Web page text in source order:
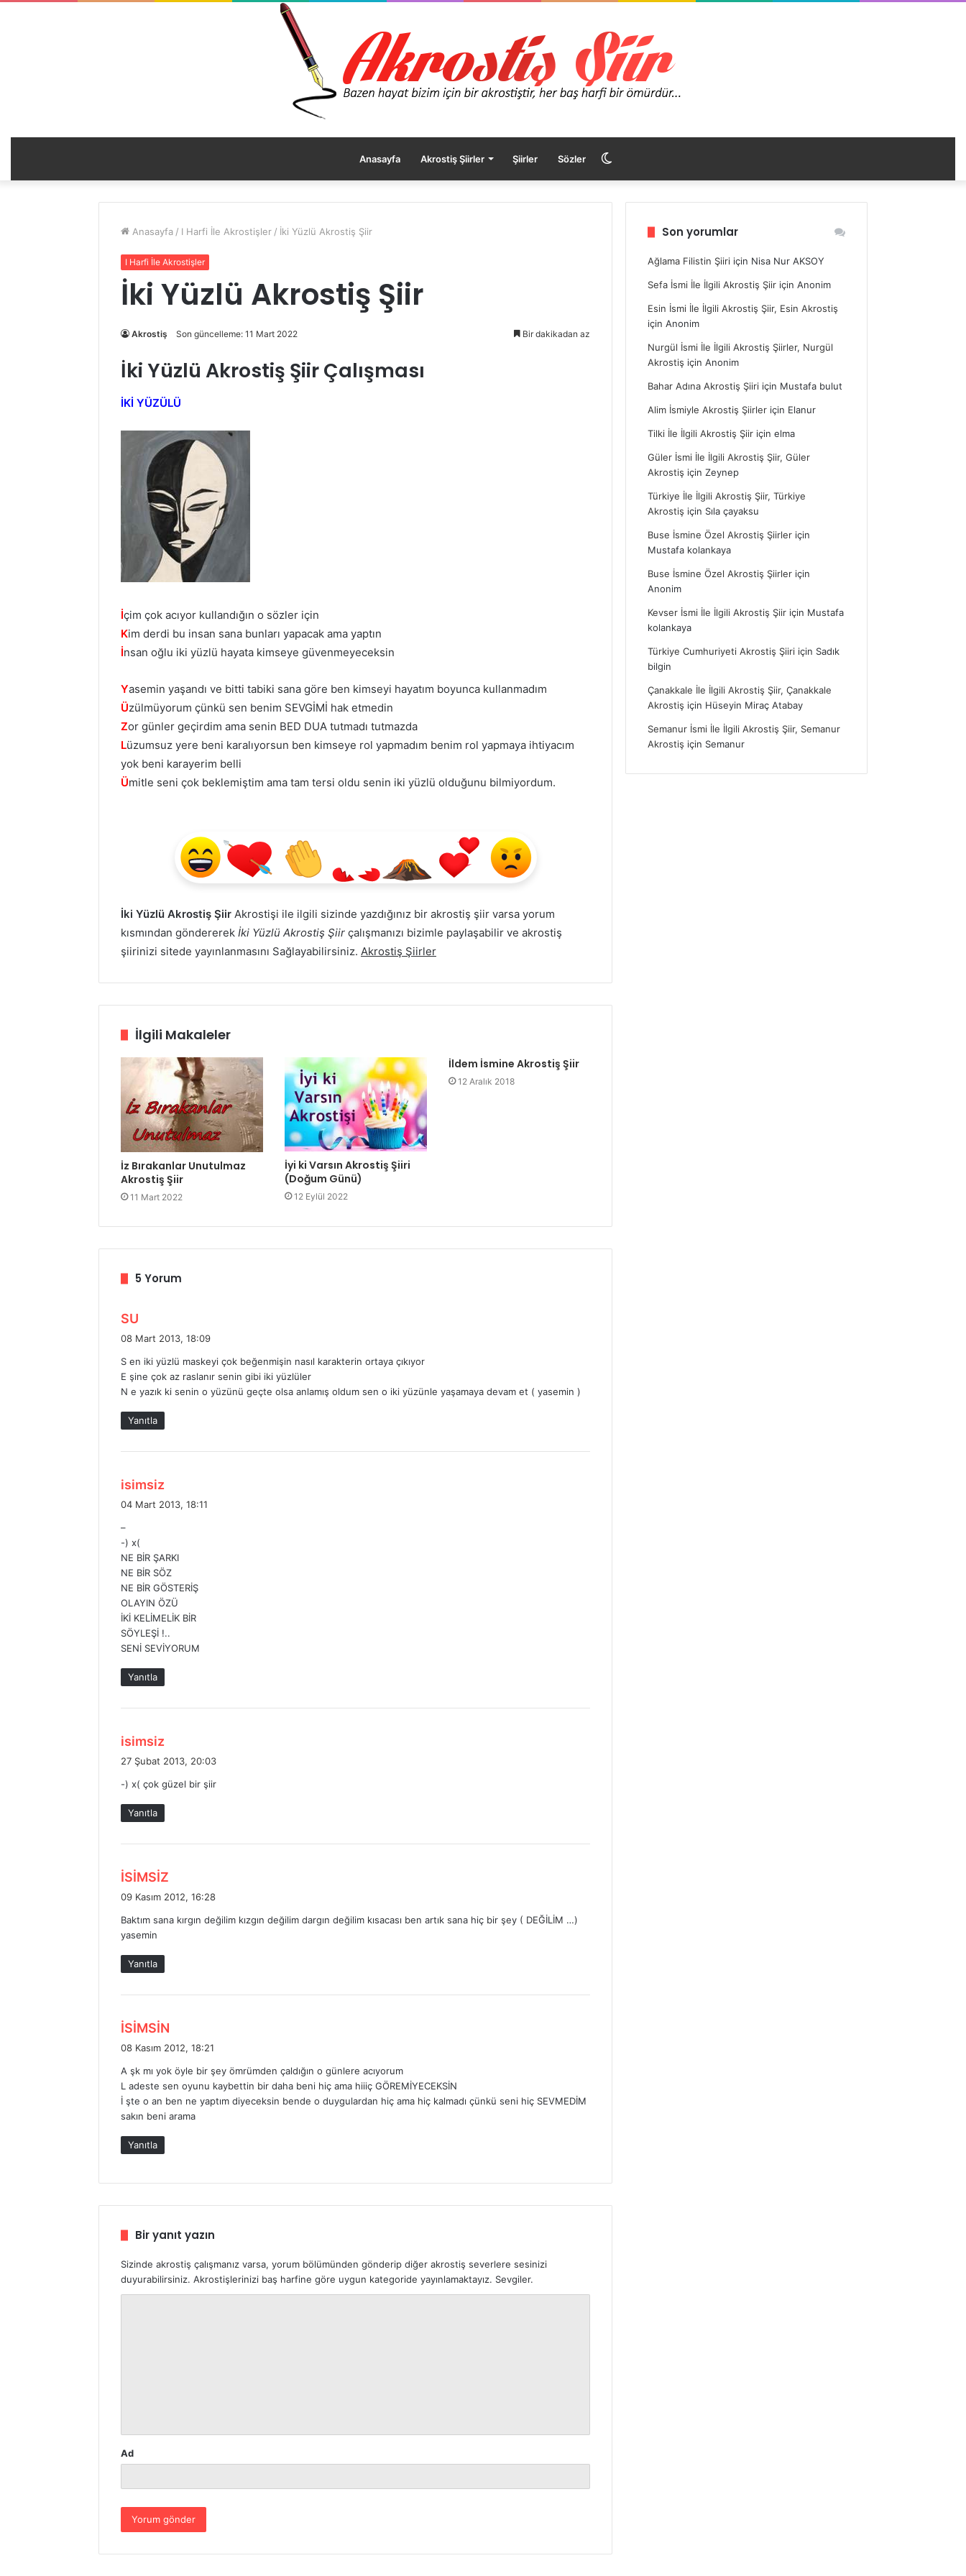
Anasayfa Akrostiş Şiirler Şiirler Sözler
görünümü
Anasayfa / I Harfi İle Akrostişler / İki Yüzlü Akrostiş Şiir
I Harfi İle Akrostişler
İki Yüzlü Akrostiş Şiir
Akrostiş Son güncelleme: 11 Mart 2022 Bir dakikadan az
İki Yüzlü Akrostiş Şiir Çalışması
İKİ YÜZÜLÜ
İçim çok acıyor kullandığın o sözler için
Kim derdi bu insan sana bunları yapacak ama yaptın
İnsan oğlu iki yüzlü hayata kimseye güvenmeyeceksin
Yasemin yaşandı ve bitti tabiki sana göre ben kimseyi hayatım boyunca kullanmadım
Üzülmüyorum çünkü sen benim SEVGİMİ hak etmedin
Zor günler geçirdim ama senin BED DUA tutmadı tutmazda
Lüzumsuz yere beni karalıyorsun ben kimseye rol yapmadım benim rol yapmaya ihtiyacım
yok beni karayerim belli
Ümitle seni çok beklemiştim ama tam tersi oldu senin iki yüzlü olduğunu bilmiyordum.
İki Yüzlü Akrostiş Şiir Akrostişi ile ilgili sizinde yazdığınız bir akrostiş şiir varsa yorum
kısmından göndererek İki Yüzlü Akrostiş Şiir çalışmanızı bizimle paylaşabilir ve akrostiş
şiirinizi sitede yayınlanmasını Sağlayabilirsiniz. Akrostiş Şiirler
İlgili Makaleler
İz Bırakanlar Unutulmaz
Akrostiş Şiir
11 Mart 2022
İyi ki Varsın Akrostiş Şiiri
(Doğum Günü)
12 Eylül 2022
İldem İsmine Akrostiş Şiir
12 Aralık 2018
5 Yorum
SU
e
i
k
i
:
08 Mart 2013, 18:09
S en iki yüzlü maskeyi çok beğenmişin nasıl karakterin ortaya çıkıyor
E şine çok az raslanır senin gibi iki yüzlüler
N e yazık ki senin o yüzünü geçte olsa anlamış oldum sen o iki yüzünle yaşamaya devam et ( yasemin )
Yanıtla
isimsiz
e
i
:
04 Mart 2013, 18:11
–
-) x(
NE BİR ŞARKI
NE BİR SÖZ
NE BİR GÖSTERİŞ
OLAYIN ÖZÜ
İKİ KELİMELİK BİR
SÖYLEŞİ !..
SENİ SEVİYORUM
Yanıtla
isimsiz
e
i
27 Şubat 2013, 20:03
-) x( çok güzel bir şiir
Yanıtla
İSİMSİZ
e
i
09 Kasım 2012, 16:28
Baktım sana kırgın değilim kızgın değilim dargın değilim kısacası ben artık sana hiç bir şey ( DEĞİLİM …)
yasemin
Yanıtla
İSİMSİN
e
i
k
i
08 Kasım 2012, 18:21
A şk mı yok öyle bir şey ömrümden çaldığın o günlere acıyorum
L adeste sen oyunu kaybettin bir daha beni hiç ama hiiiç GÖREMİYECEKSİN
İ şte o an ben ne yaptım diyeceksin bende o duygulardan hiç ama hiç kalmadı çünkü seni hiç SEVMEDİM
sakın beni arama
Yanıtla
Bir yanıt yazın
Sizinde akrostiş çalışmanız varsa, yorum bölümünden gönderip diğer akrostiş severlere sesinizi
duyurabilirsiniz. Akrostişlerinizi baş harfine göre uygun kategoride yayınlamaktayız. Sevgiler.
Ad
Son yorumlar
Ağlama Filistin Şiiri için Nisa Nur AKSOY
Sefa İsmi İle İlgili Akrostiş Şiir içinAnonim
Esin İsmi İle İlgili Akrostiş Şiir, Esin Akrostiş
içinAnonim
Nurgül İsmi İle İlgili Akrostiş Şiirler, Nurgül
Akrostiş içinAnonim
Bahar Adına Akrostiş Şiiri için Mustafa bulut
Alim İsmiyle Akrostiş Şiirler için Elanur
Tilki İle İlgili Akrostiş Şiir içinelma
Güler İsmi İle İlgili Akrostiş Şiir, Güler
Akrostiş içinZeynep
Türkiye İle İlgili Akrostiş Şiir, Türkiye
Akrostiş için Sıla çayaksu
Buse İsmine Özel Akrostiş Şiirler için
Mustafa kolankaya
Buse İsmine Özel Akrostiş Şiirler için
Anonim
Kevser İsmi İle İlgili Akrostiş Şiir için Mustafa
kolankaya
Türkiye Cumhuriyeti Akrostiş Şiiri için Sadık
bilgin
Çanakkale İle İlgili Akrostiş Şiir, Çanakkale
Akrostiş için Hüseyin Miraç Atabay
Semanur İsmi İle İlgili Akrostiş Şiir, Semanur
Akrostiş için Semanur